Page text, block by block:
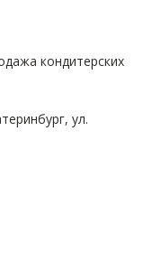
кондитерских
ул.